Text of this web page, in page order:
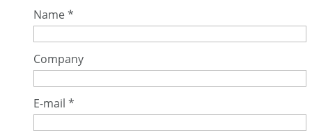
Name*
Company
E-mail *